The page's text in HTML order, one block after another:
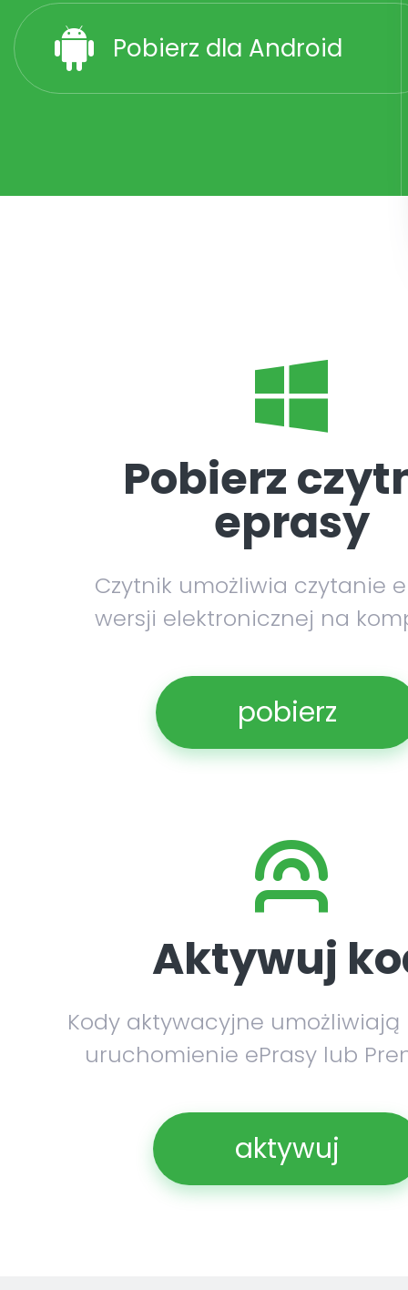
Pobierz dla Android
Pobierz
eprasy
Czytnik umożliwia czytanie
wersji elektronicznej na
pobierz
Aktywuj
Kody aktywacyjne umożliwiają
uruchomienie ePrasy lub
aktywuj